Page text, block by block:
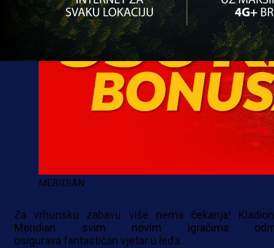
MERIDIAN
Za vrhunsku zabavu više nema čekanja!
Meridian svim novim igračima
osigurava fantastičan vjetar u leđa.